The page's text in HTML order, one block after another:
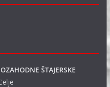
ŠTAJERSKE